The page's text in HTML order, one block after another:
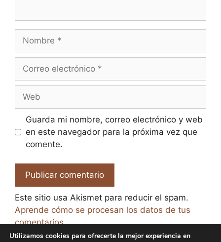
Nombre
Correo
Web
Guarda mi nombre, correo electrónico y web
en este navegador para la próxima vez que
comente.
Este sitio usa Akismet para reducir el spam.
Aprende cómo se procesan los datos de tus
comentarios.
Utilizamos cookies para ofrecerte la mejor experiencia en